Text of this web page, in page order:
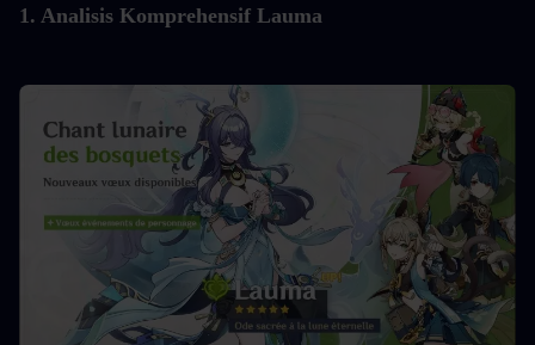
1. Analisis Komprehensif Lauma